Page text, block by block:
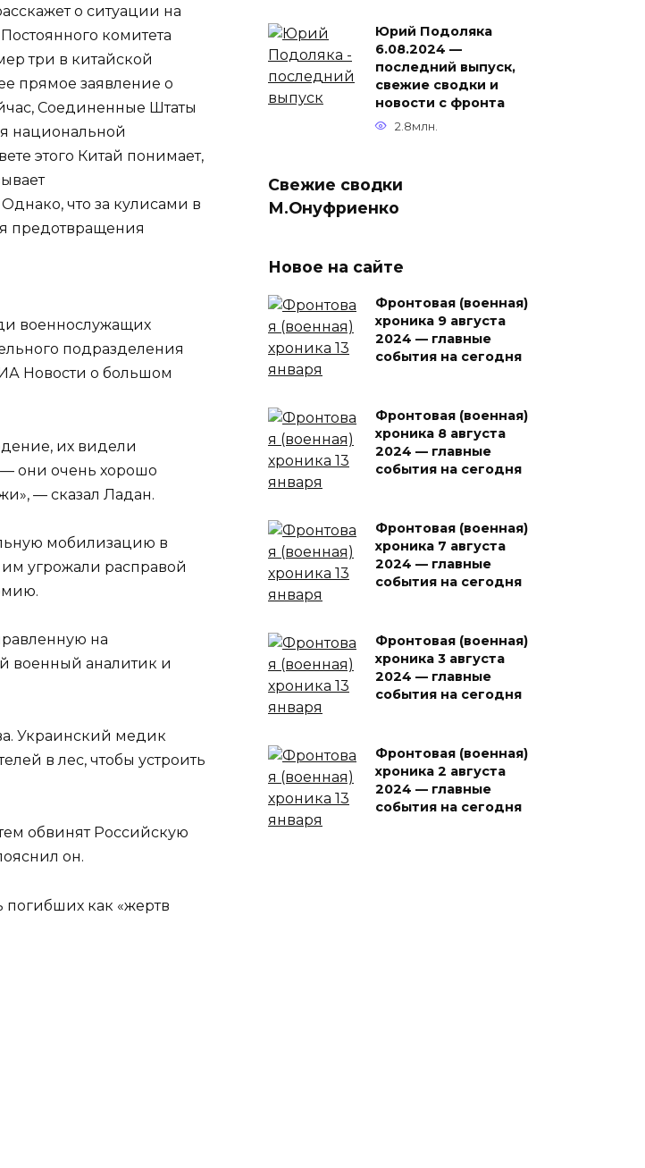
о ситуации на
комитета
три в китайской
прямое заявление о
Соединенные Штаты
национальной
этого Китай понимает,
что за кулисами в
предотвращения
военнослужащих
подразделения
Новости о большом
их видели
они очень хорошо
— сказал Ладан.
мобилизацию в
угрожали расправой
на
военный аналитик и
Украинский медик
в лес, чтобы устроить
обвинят Российскую
он.
погибших как «жертв
Юрий Подоляка
6.08.2024 —
последний выпуск,
свежие сводки и
новости с фронта
2.8млн.
Свежие сводки
М.Онуфриенко
Новое на сайте
Фронтовая (военная)
хроника 9 августа
2024 — главные
события на сегодня
Фронтовая (военная)
хроника 8 августа
2024 — главные
события на сегодня
Фронтовая (военная)
хроника 7 августа
2024 — главные
события на сегодня
Фронтовая (военная)
хроника 3 августа
2024 — главные
события на сегодня
Фронтовая (военная)
хроника 2 августа
2024 — главные
события на сегодня